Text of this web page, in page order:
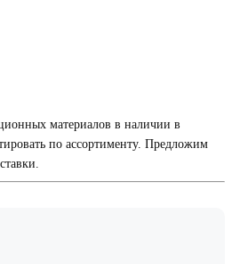
материалов в наличии в
по ассортименту. Предложим